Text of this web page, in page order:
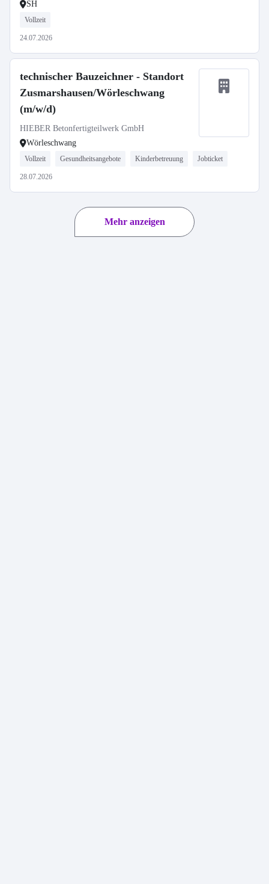
SH
Vollzeit
24.07.2026
technischer Bauzeichner - Standort
Zusmarshausen/Wörleschwang
(m/w/d)
HIEBER Betonfertigteilwerk GmbH
Wörleschwang
Vollzeit Gesundheitsangebote Kinderbetreuung Jobticket
28.07.2026
Mehr anzeigen